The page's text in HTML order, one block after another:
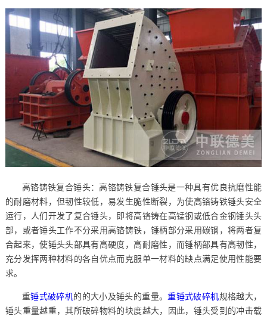
高铬铸铁复合锤头：高铬铸铁复合锤头是一种具有优良抗磨性能
的耐磨材料，但韧性较低，易发生脆性断裂，为使高铬铸铁锤头安全
运行，人们开发了复合锤头，即将高铬铸在高锰钢或低合金钢锤头头
部，或者锤头工作不分采用高铬铸铁，锤柄部分采用碳钢，将两者复
合起来，使锤头头部具有高硬度，高耐磨性，而锤柄部具有高韧性，
充分发挥两种材料的各自优点而克服单一材料的缺点满足使用性能要
求。
重锤式破碎机的的大小及锤头的重量。重锤式破碎机规格越大，
锤头重量越重，其所破碎物料的块度越大，因此，锤头受到的冲击载